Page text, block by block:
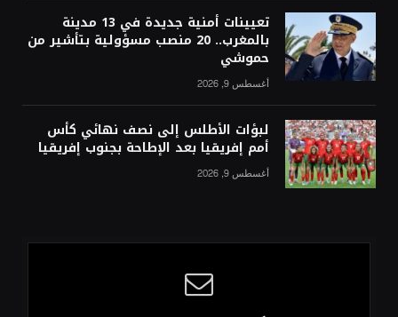
تعيينات أمنية جديدة في 13 مدينة
بالمغرب.. 20 منصب مسؤولية بتأشير من
حموشي
أغسطس 9, 2026
لبؤات الأطلس إلى نصف نهائي كأس
أمم إفريقيا بعد الإطاحة بجنوب إفريقيا
أغسطس 9, 2026